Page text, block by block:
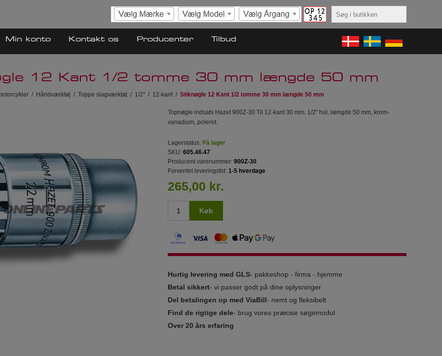
Min konto Kontakt os Producenter Tilbud
12 Kant 1/2 tomme 30 mm længde 50 mm
/ Håndværktøj / Toppe slagværktøj / 1/2" / 12-kant / Stiknøgle 12 Kant 1/2 tomme 30 mm længde 50 mm
Topnøgle indsats Hazet 900Z-30 Til 12-kant 30 mm. 1/2" hul, længde 50 mm, krom-
vanadium, poleret.
Lagerstatus: På lager
SKU: 605.46.47
Producent varenummer: 900Z-30
Forventet leveringstid: 1-5 hverdage
265,00 kr.
Køb
Hurtig levering med GLS- pakkeshop - firma - hjemme
Betal sikkert- vi passer godt på dine oplysninger
Del betalingen op med ViaBill- nemt og fleksibelt
Find de rigtige dele- brug vores præcise søgemodul
Over 20 års erfaring